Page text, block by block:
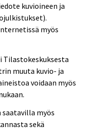
kuvioineen ja
myös
Tilastokeskuksesta
muuta kuvio- ja
voidaan myös
myös
sekä